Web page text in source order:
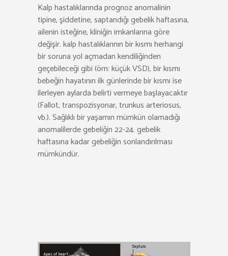
Kalp hastalıklarında prognoz anomalinin
tipine, şiddetine, saptandığı gebelik haftasına,
ailenin isteğine, kliniğin imkanlarına göre
değişir. kalp hastalıklarının bir kısmı herhangi
bir soruna yol açmadan kendiliğinden
geçebileceği gibi (örn: küçük VSD), bir kısmı
bebeğin hayatının ilk günlerinde bir kısmı ise
ilerleyen aylarda belirti vermeye başlayacaktır
(Fallot, transpozisyonar, trunkus arteriosus,
vb.). Sağlıklı bir yaşamın mümkün olamadığı
anomalilerde gebeliğin 22-24. gebelik
haftasına kadar gebeliğin sonlandırılması
mümkündür.